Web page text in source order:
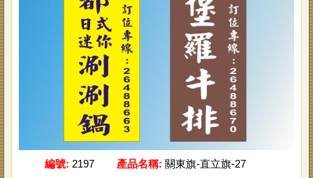
編號: 2197 產品名稱: 關東旗-直立旗-27